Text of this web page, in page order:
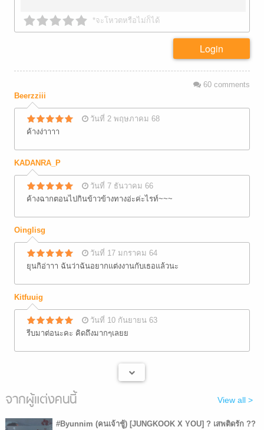
*จะโหวตหรือไม่ก็ได้
Login
60comments
Beerzziii
วันที่ 2 พฤษภาคม 68
ค้างง่าาาา
KADANRA_P
วันที่ 7 ธันวาคม 66
ค้างฉากตอนไปกินข้าวข้างทางอ่ะค่ะไรท์~~~
Oinglisg
วันที่ 17 มกราคม 64
ยุนกิอ่าาา ฉันว่าฉันอยากแต่งงานกับเธอแล้วนะ
Kitfuuig
วันที่ 10 กันยายน 63
รีบมาต่อนะคะ คิดถึงมากๆเลยย
จากผู้แต่งคนนี้ View all >
#Byunnim (คนเจ้าชู้) [JUNGKOOK X YOU] ? เสพติดรัก ??